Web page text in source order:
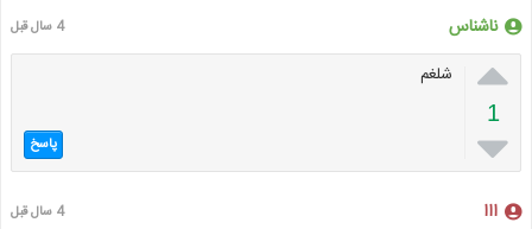
ناشناس 4 سال قبل

1

شلغم
پاسخ
ااا 4 سال قبل